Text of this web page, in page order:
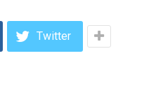
Twitter